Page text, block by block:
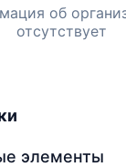
об
отсутствует
элементы